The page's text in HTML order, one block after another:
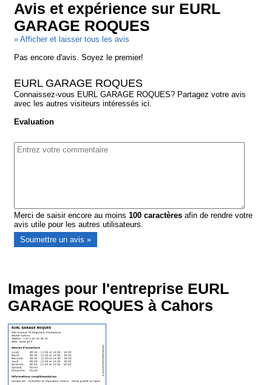
Avis et expérience sur EURL
GARAGE ROQUES
» Afficher et laisser tous les avis
Pas encore d'avis. Soyez le premier!
EURL GARAGE ROQUES
Connaissez-vous EURL GARAGE ROQUES? Partagez votre avis
avec les autres visiteurs intéressés ici.
Evaluation
Merci de saisir encore au moins100 caractères afin de rendre votre
avis utile pour les autres utilisateurs.
Images pour l'entreprise EURL
GARAGE ROQUES à Cahors